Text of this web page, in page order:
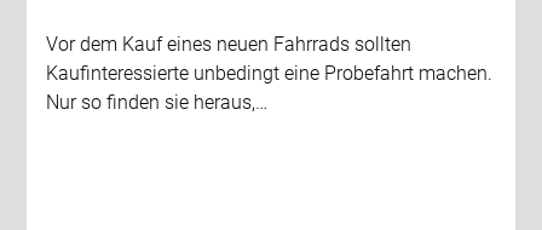
Vor dem Kauf eines neuen Fahrrads sollten
Kaufinteressierte unbedingt eine Probefahrt machen.
Nur so finden sie heraus,…